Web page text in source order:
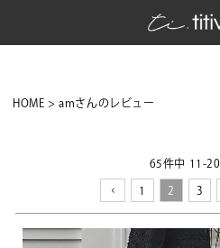
HOME amさんのレビュー
65件中 11 -20
1 2 3